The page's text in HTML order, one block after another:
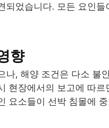
되었습니다. 모든 요인
향
나, 해양 조건은 다소
현장에서의 보고에 따
요소들이 선박 침몰에